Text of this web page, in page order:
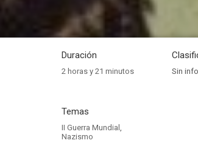
Duración
2 horas y 21 minutos Sin
Temas
II Guerra Mundial ,
Nazismo